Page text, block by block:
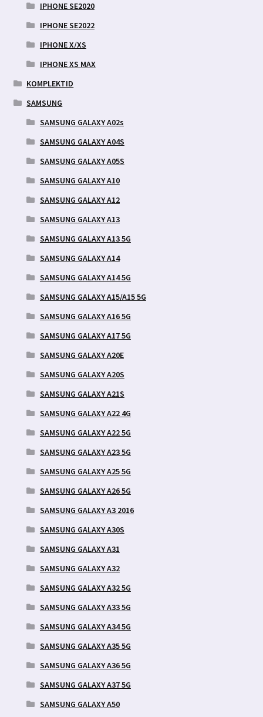
IPHONE SE2020
IPHONE SE2022
IPHONE X/XS
IPHONE XS MAX
KOMPLEKTID
SAMSUNG
SAMSUNG GALAXY A02s
SAMSUNG GALAXY A04S
SAMSUNG GALAXY A05S
SAMSUNG GALAXY A10
SAMSUNG GALAXY A12
SAMSUNG GALAXY A13
SAMSUNG GALAXY A13 5G
SAMSUNG GALAXY A14
SAMSUNG GALAXY A14 5G
SAMSUNG GALAXY A15/A15 5G
SAMSUNG GALAXY A16 5G
SAMSUNG GALAXY A17 5G
SAMSUNG GALAXY A20E
SAMSUNG GALAXY A20S
SAMSUNG GALAXY A21S
SAMSUNG GALAXY A22 4G
SAMSUNG GALAXY A22 5G
SAMSUNG GALAXY A23 5G
SAMSUNG GALAXY A25 5G
SAMSUNG GALAXY A26 5G
SAMSUNG GALAXY A3 2016
SAMSUNG GALAXY A30S
SAMSUNG GALAXY A31
SAMSUNG GALAXY A32
SAMSUNG GALAXY A32 5G
SAMSUNG GALAXY A33 5G
SAMSUNG GALAXY A34 5G
SAMSUNG GALAXY A35 5G
SAMSUNG GALAXY A36 5G
SAMSUNG GALAXY A37 5G
SAMSUNG GALAXY A50